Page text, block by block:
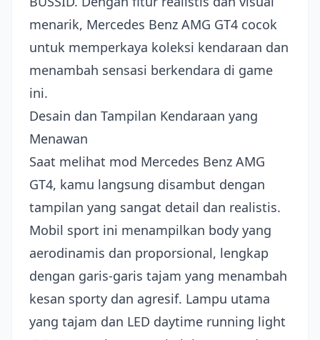
menarik, Mercedes Benz AMG GT4 cocok
untuk memperkaya koleksi kendaraan dan
menambah sensasi berkendara di game
ini.
Desain dan Tampilan Kendaraan yang
Menawan
Saat melihat mod Mercedes Benz AMG
GT4, kamu langsung disambut dengan
tampilan yang sangat detail dan realistis.
Mobil sport ini menampilkan body yang
aerodinamis dan proporsional, lengkap
dengan garis-garis tajam yang menambah
kesan sporty dan agresif. Lampu utama
yang tajam dan LED daytime running light